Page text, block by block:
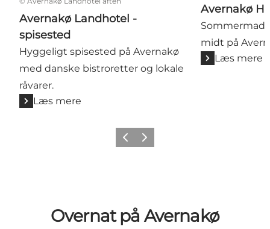
Avernakø Landhotel -
spisested
Hyggeligt spisested på Avernakø
med danske bistroretter og lokale
råvarer.
Læs mere
Avernakø
midt på
Læs mere
Forrige billede
Næste billede
Overnat på Avernakø